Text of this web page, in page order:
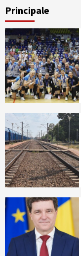
Principale